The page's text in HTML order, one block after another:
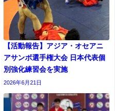
【活動報告】アジア・オセアニ
アサンボ選手権大会 日本代表個
別強化練習会を実施
2026年6月21日